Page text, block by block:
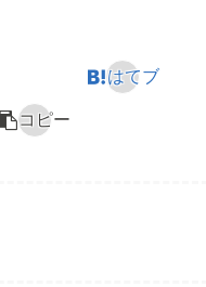
はてブ
コピー